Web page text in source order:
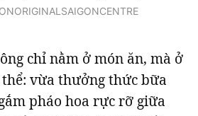
chỉ nằm ở món ăn, mà ở
vừa thưởng thức bữa
pháo hoa rực rỡ giữa